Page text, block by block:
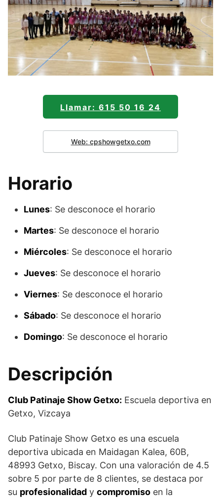
Llamar: 615 50 16 24
Web: cpshowgetxo.com
Horario
Lunes: Se desconoce el horario
Martes: Se desconoce el horario
Miércoles: Se desconoce el horario
Jueves: Se desconoce el horario
Viernes: Se desconoce el horario
Sábado: Se desconoce el horario
Domingo: Se desconoce el horario
Descripción
Club Patinaje Show Getxo: Escuela deportiva en
Getxo, Vizcaya
Club Patinaje Show Getxo es una escuela
deportiva ubicada en Maidagan Kalea, 60B,
48993 Getxo, Biscay. Con una valoración de 4.5
sobre 5 por parte de 8 clientes, se destaca por
su profesionalidad y compromiso en la